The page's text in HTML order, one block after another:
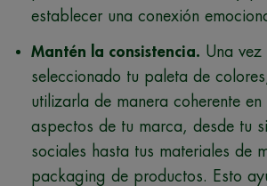
establecer una conexión
Mantén la consistencia. Una vez
seleccionado tu paleta de
utilizarla de manera coherente en
aspectos de tu marca, desde tu
sociales hasta tus materiales de
packaging de productos. Esto